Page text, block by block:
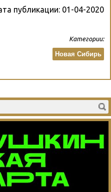
публикации: 01-04-2020
Категории:
Новая Сибирь